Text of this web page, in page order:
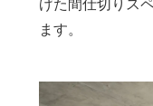
げた間仕切りス
ます。